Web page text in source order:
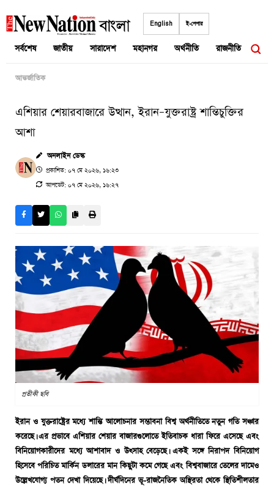
to
English ই-পেপার
সর্বশেষ জাতীয় সারাদেশ মহানগর অর্থনীতি রাজনীতি
আন্তর্জাতিক
এশিয়ার শেয়ারবাজারে উত্থান, ইরান–যুক্তরাষ্ট্র শান্তিচুক্তির
আশা
অনলাইন ডেস্ক
প্রকাশিত: ০৭ মে ২০২৬, ১৬:২৩
আপডেট: ০৭ মে ২০২৬, ১৬:২৭
প্রতীকী ছবি
ইরান ও যুক্তরাষ্ট্রের মধ্যে শান্তি আলোচনার সম্ভাবনা বিশ্ব অর্থনীতিতে নতুন গতি সঞ্চার
করেছে। এর প্রভাবে এশিয়ার শেয়ার বাজারগুলোতে ইতিবাচক ধারা ফিরে এসেছে এবং
বিনিয়োগকারীদের মধ্যে আশাবাদ ও উৎসাহ বেড়েছে। একই সঙ্গে নিরাপদ বিনিয়োগ
হিসেবে পরিচিত মার্কিন ডলারের মান কিছুটা কমে গেছে এবং বিশ্ববাজারে তেলের দামেও
উল্লেখযোগ্য পতন দেখা দিয়েছে। দীর্ঘদিনের ভূ-রাজনৈতিক অস্থিরতা থেকে স্থিতিশীলতার